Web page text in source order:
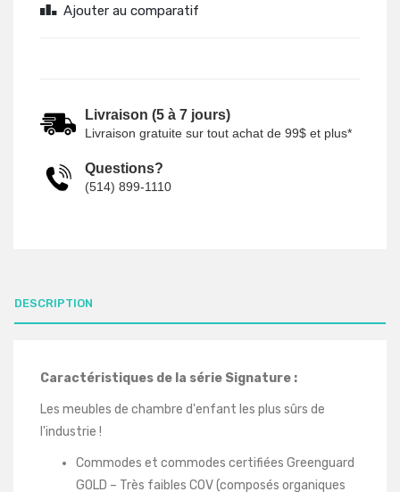
Ajouter au comparatif
Livraison (5 à 7 jours)
Livraison gratuite sur tout achat de 99$ et plus*
Questions?
(514) 899-1110
DESCRIPTION
Caractéristiques de la série Signature :
Les meubles de chambre d'enfant les plus sûrs de
l'industrie !
Commodes et commodes certifiées Greenguard
GOLD – Très faibles COV (composés organiques